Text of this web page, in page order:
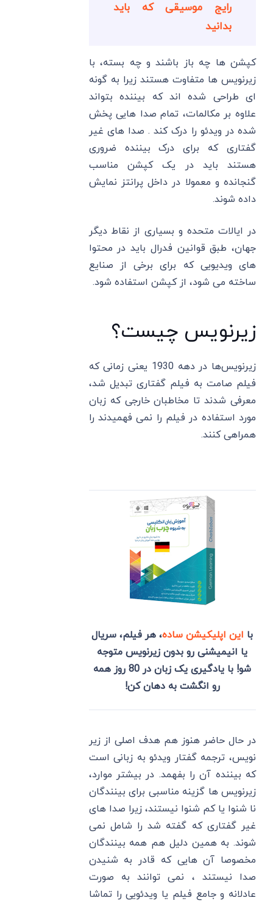
رایج موسیقی که باید
بدانید
کپشن ها چه باز باشند و چه بسته، با
زیرنویس‌ ها متفاوت هستند زیرا به گونه
‌ای طراحی شده ‌اند که بیننده بتواند
علاوه بر مکالمات، تمام صدا هایی پخش
شده در ویدئو را درک کند . صدا های غیر
گفتاری که برای درک بیننده ضروری
هستند باید در یک کپشن مناسب
گنجانده و معمولا در داخل پرانتز نمایش
داده شوند.
در ایالات متحده و بسیاری از نقاط دیگر
جهان، طبق قوانین فدرال باید در محتوا
های ویدیویی که برای برخی از صنایع
ساخته می شود، از کپشن استفاده شود.
زیرنویس چیست؟
زیرنویس‌ها در دهه 1930 یعنی زمانی که
فیلم صامت به فیلم گفتاری تبدیل شد،
معرفی شدند تا مخاطبان خارجی که زبان
مورد استفاده در فیلم را نمی ‌فهمیدند را
همراهی کنند.
با این اپلیکیشن ساده، هر فیلم، سریال
یا انیمیشنی رو بدون زیرنویس متوجه
شو! با یادگیری یک زبان در 80 روز همه
رو انگشت به دهان کن!
در حال حاضر هنوز هم هدف اصلی از زیر
نویس، ترجمه گفتار ویدئو به زبانی است
که بیننده آن را بفهمد. در بیشتر موارد،
زیرنویس ‌ها گزینه مناسبی برای بینندگان
نا شنوا یا کم شنوا نیستند، زیرا صدا های
غیر گفتاری که گفته شد را شامل نمی
‌شوند. به همین دلیل هم همه بینندگان
مخصوصا آن هایی که قادر به شنیدن
صدا نیستند ، نمی توانند به صورت
عادلانه و جامع فیلم یا ویدئویی را تماشا